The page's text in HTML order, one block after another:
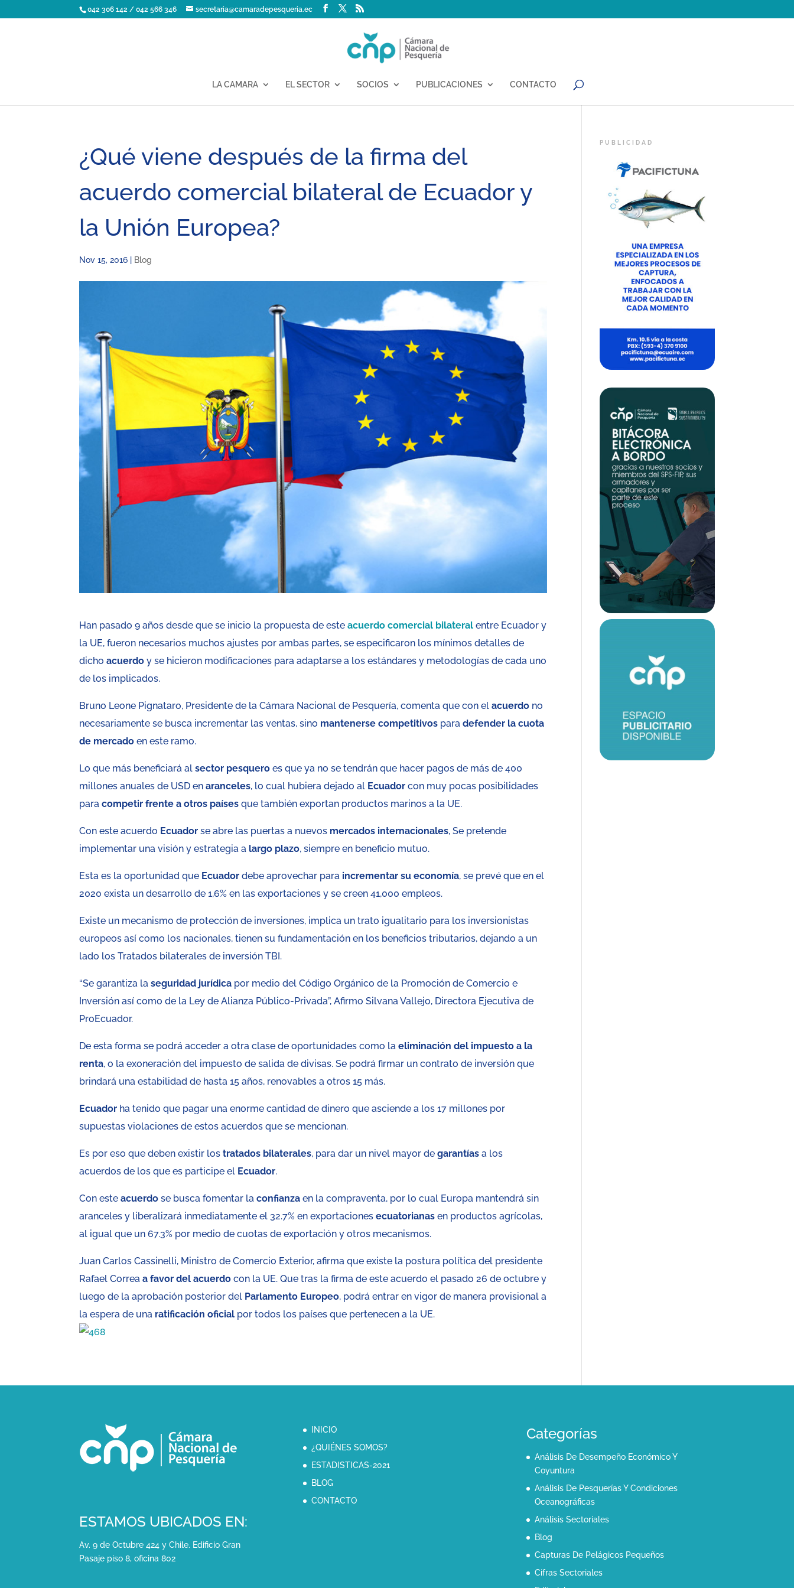
042 306 142 / 042 566 346 secretaria@camaradepesqueria.ec
LA CAMARA EL SECTOR SOCIOS PUBLICACIONES CONTACTO
¿Qué viene después de la firma del
acuerdo comercial bilateral de Ecuador y
la Unión Europea?
Nov 15, 2016 Blog
Han pasado 9 años desde que se inicio la propuesta de esteacuerdo comercial bilateral entre Ecuador y
la UE, fueron necesarios muchos ajustes por ambas partes, se especificaron los mínimos detalles de
dicho acuerdo y se hicieron modificaciones para adaptarse a los estándares y metodologías de cada uno
de los implicados.
Bruno Leone Pignataro, Presidente de la Cámara Nacional de Pesquería, comenta que con elacuerdo no
necesariamente se busca incrementar las ventas, sino mantenerse competitivos paradefender la cuota
de mercado en este ramo.
Lo que más beneficiará alsector pesquero es que ya no se tendrán que hacer pagos de más de 400
millones anuales de USD enaranceles, lo cual hubiera dejado al Ecuador con muy pocas posibilidades
paracompetir frente a otros países que también exportan productos marinos a la UE.
Con este acuerdo Ecuador se abre las puertas a nuevos mercados internacionales, Se pretende
implementar una visión y estrategia a largo plazo, siempre en beneficio mutuo.
Esta es la oportunidad que Ecuador debe aprovechar para incrementar su economía, se prevé que en el
2020 exista un desarrollo de 1,6% en las exportaciones y se creen 41,000 empleos.
Existe un mecanismo de protección de inversiones, implica un trato igualitario para los inversionistas
europeos así como los nacionales, tienen su fundamentación en los beneficios tributarios, dejando a un
lado los Tratados bilaterales de inversión TBI.
“Se garantiza laseguridad jurídica por medio del Código Orgánico de la Promoción de Comercio e
Inversión así como de la Ley de Alianza Público-Privada”, Afirmo Silvana Vallejo, Directora Ejecutiva de
ProEcuador.
De esta forma se podrá acceder a otra clase de oportunidades como laeliminación del impuesto a la
renta, o la exoneración del impuesto de salida de divisas. Se podrá firmar un contrato de inversión que
brindará una estabilidad de hasta 15 años, renovables a otros 15 más.
Ecuador ha tenido que pagar una enorme cantidad de dinero que asciende a los 17 millones por
supuestas violaciones de estos acuerdos que se mencionan.
Es por eso que deben existir lostratados bilaterales, para dar un nivel mayor degarantías a los
acuerdos de los que es participe el Ecuador.
Con esteacuerdo se busca fomentar laconfianza en la compraventa, por lo cual Europa mantendrá sin
aranceles y liberalizará inmediatamente el 32.7% en exportacionesecuatorianas en productos agrícolas,
al igual que un 67.3% por medio de cuotas de exportación y otros mecanismos.
Juan Carlos Cassinelli, Ministro de Comercio Exterior, afirma que existe la postura política del presidente
Rafael Correaa favor del acuerdo con la UE. Que tras la firma de este acuerdo el pasado 26 de octubre y
luego de la aprobación posterior del Parlamento Europeo, podrá entrar en vigor de manera provisional a
la espera de una ratificación oficial por todos los países que pertenecen a la UE.
ESTAMOS UBICADOS EN:
Av. 9 de Octubre 424 y Chile. Edificio Gran
Pasaje piso 8, oficina 802
INICIO
¿QUIÉNES SOMOS?
ESTADISTICAS-2021
BLOG
CONTACTO
Categorías
Análisis De Desempeño Económico Y
Coyuntura
Análisis De Pesquerías Y Condiciones
Oceanográficas
Análisis Sectoriales
Blog
Capturas De Pelágicos Pequeños
Cifras Sectoriales